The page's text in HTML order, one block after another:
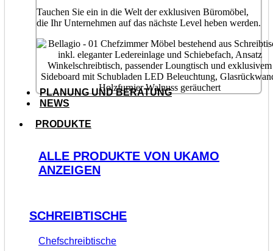
Tauchen Sie ein in die Welt der exklusiven Büromöbel,
die Ihr Unternehmen auf das nächste Level heben werden.
PLANUNG UND BERATUNG
NEWS
PRODUKTE
ALLE PRODUKTE VON UKAMO
ANZEIGEN
SCHREIBTISCHE
Chefschreibtische